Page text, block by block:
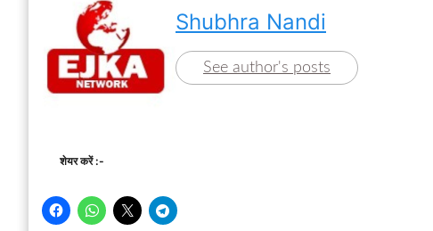
Shubhra Nandi
See author's posts
शेयर करें :-